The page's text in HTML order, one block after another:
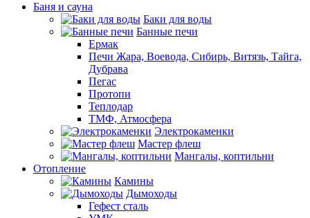
Баня и сауна
Баки для воды
Банные печи
Ермак
Печи Жара, Воевода, Сибирь, Витязь, Тайга,
Дубрава
Пегас
Протопи
Теплодар
ТМФ, Атмосфера
Электрокаменки
Мастер флеш
Мангалы, коптильни
Отопление
Камины
Дымоходы
Гефест сталь